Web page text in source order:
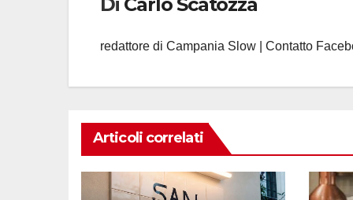
Di Carlo Scatozza
redattore di Campania Slow | Contatto
Articoli correlati